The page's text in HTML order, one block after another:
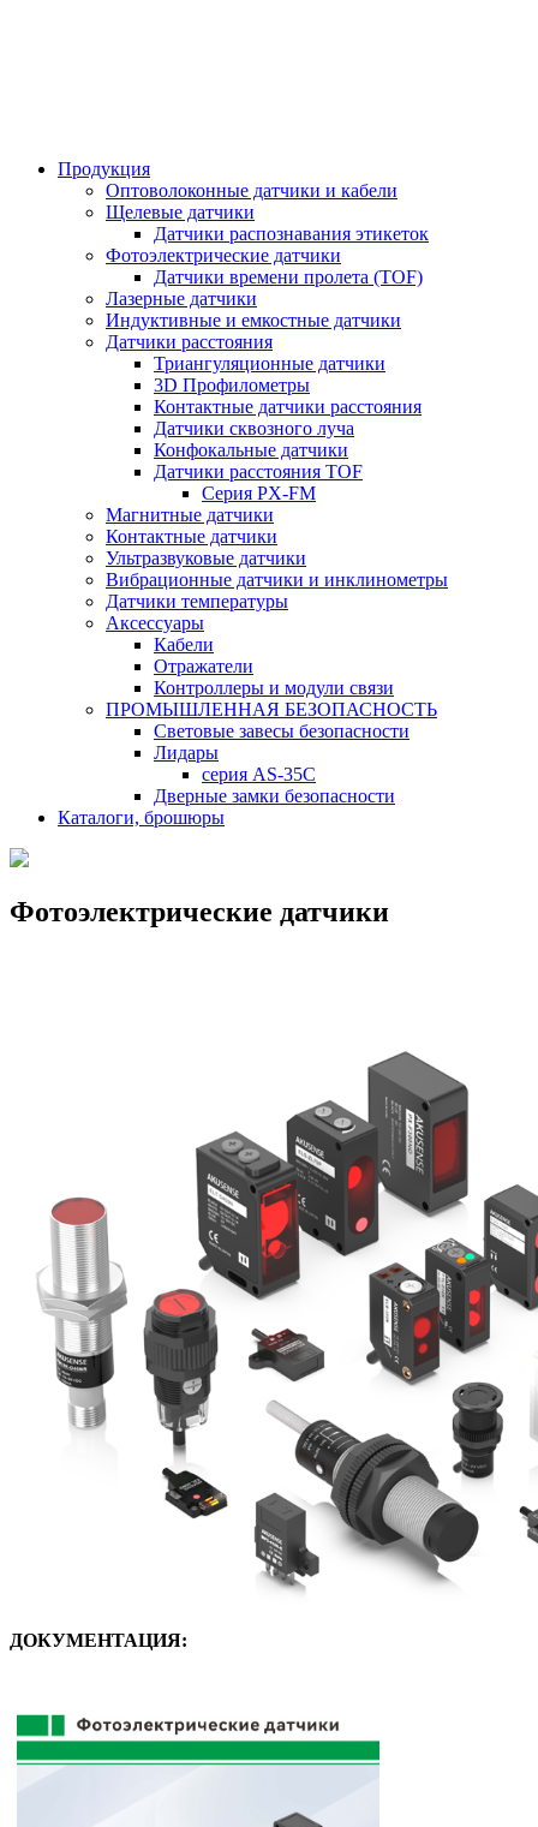
Продукция
Оптоволоконные датчики и кабели
Щелевые датчики
Датчики распознавания этикеток
Фотоэлектрические датчики
Датчики времени пролета (TOF)
Лазерные датчики
Индуктивные и емкостные датчики
Датчики расстояния
Триангуляционные датчики
3D Профилометры
Контактные датчики расстояния
Датчики сквозного луча
Конфокальные датчики
Датчики расстояния TOF
Серия PX-FM
Магнитные датчики
Контактные датчики
Ультразвуковые датчики
Вибрационные датчики и инклинометры
Датчики температуры
Аксессуары
Кабели
Отражатели
Контроллеры и модули связи
ПРОМЫШЛЕННАЯ БЕЗОПАСНОСТЬ
Световые завесы безопасности
Лидары
серия AS-35C
Дверные замки безопасности
Каталоги, брошюры
Фотоэлектрические датчики
ДОКУМЕНТАЦИЯ: